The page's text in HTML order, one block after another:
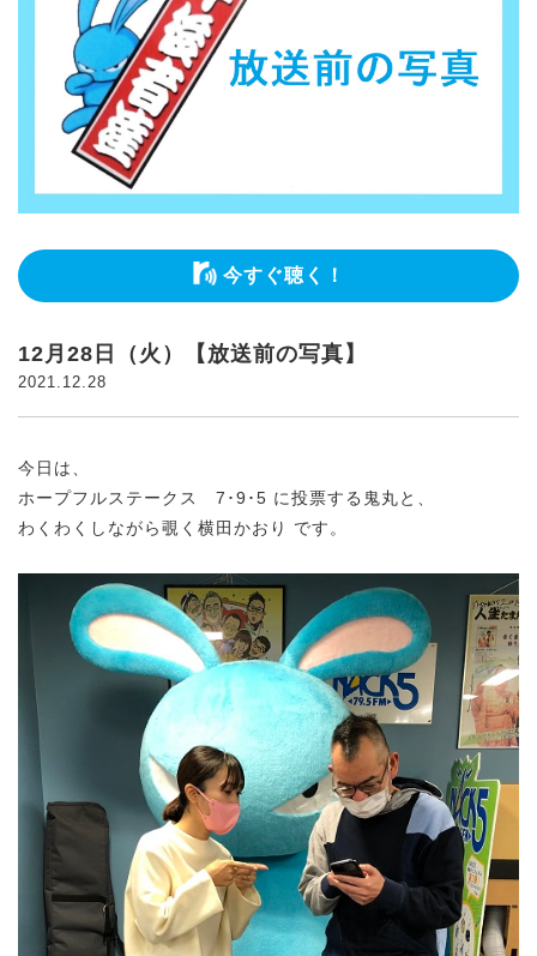
今すぐ聴く！
12月28日（火）【放送前の写真】
2021.12.28
今日は、
ホープフルステークス 7･9･5 に投票する鬼丸と、
わくわくしながら覗く横田かおり です。